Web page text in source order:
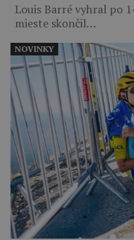
Louis Barré vyhral po
mieste skončil…
NOVINKY